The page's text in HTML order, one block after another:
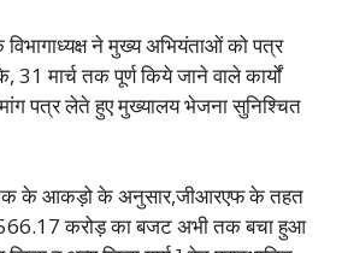
ने मुख्य अभियंताओं को पत्र
31 मार्च तक पूर्ण किये जाने वाले कार्यों
पत्र लेते हुए मुख्यालय भेजना सुनिश्चित
के आकड़ो के अनुसार,जीआरएफ के तहत
करोड़ का बजट अभी तक बचा हुआ